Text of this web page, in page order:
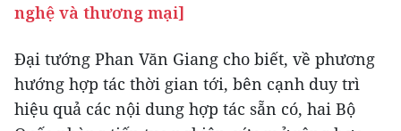
nghệ và thương mại]
Đại tướng Phan Văn Giang cho biết, về phương
hướng hợp tác thời gian tới, bên cạnh duy trì
hiệu quả các nội dung hợp tác sẵn có, hai Bộ